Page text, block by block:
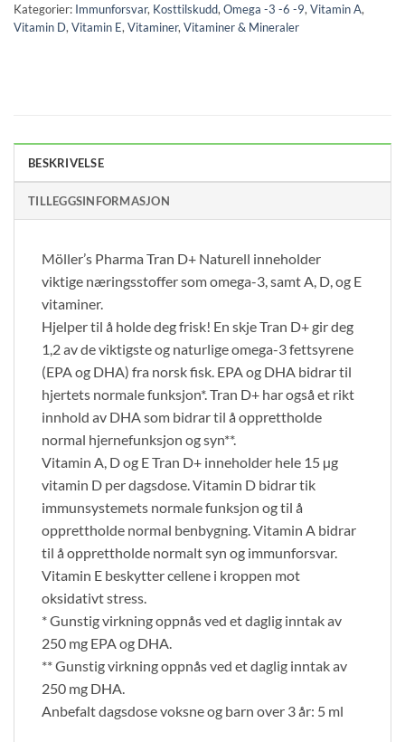
Kategorier: Immunforsvar, Kosttilskudd, Omega -3 -6 -9, Vitamin A,
Vitamin D, Vitamin E, Vitaminer, Vitaminer & Mineraler
BESKRIVELSE
TILLEGGSINFORMASJON
Möller’s Pharma Tran D+ Naturell inneholder
viktige næringsstoffer som omega-3, samt A, D, og E
vitaminer.
Hjelper til å holde deg frisk! En skje Tran D+ gir deg
1,2 av de viktigste og naturlige omega-3 fettsyrene
(EPA og DHA) fra norsk fisk. EPA og DHA bidrar til
hjertets normale funksjon*. Tran D+ har også et rikt
innhold av DHA som bidrar til å opprettholde
normal hjernefunksjon og syn**.
Vitamin A, D og E Tran D+ inneholder hele 15 µg
vitamin D per dagsdose. Vitamin D bidrar tik
immunsystemets normale funksjon og til å
opprettholde normal benbygning. Vitamin A bidrar
til å opprettholde normalt syn og immunforsvar.
Vitamin E beskytter cellene i kroppen mot
oksidativt stress.
* Gunstig virkning oppnås ved et daglig inntak av
250 mg EPA og DHA.
** Gunstig virkning oppnås ved et daglig inntak av
250 mg DHA.
Anbefalt dagsdose voksne og barn over 3 år: 5 ml